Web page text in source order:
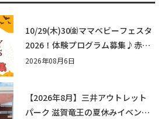
10/29(木)30㈮ママベビーフェスタ
2026！体験プログラム募集♪赤ち
ゃん向けイベントに出演しません
2026年08月6日
【2026年8月】三井アウトレット
パーク 滋賀竜王の夏休みイベント